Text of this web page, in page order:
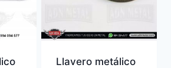
Llavero metálico